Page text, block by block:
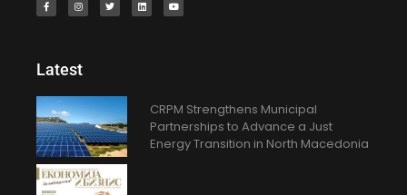
Latest
CRPM Strengthens Municipal
Partnerships to Advance a Just
Energy Transition in North Macedonia